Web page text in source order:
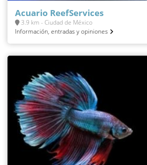
Acuario ReefServices
3.9 km - Ciudad de México
Información, entradas y opiniones